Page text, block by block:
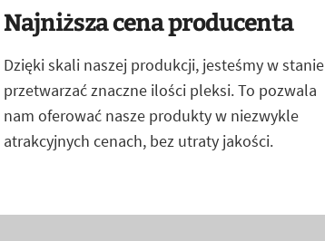
Najniższa cena producenta
Dzięki skali naszej produkcji, jesteśmy w stanie
przetwarzać znaczne ilości pleksi. To pozwala
nam oferować nasze produkty w niezwykle
atrakcyjnych cenach, bez utraty jakości.